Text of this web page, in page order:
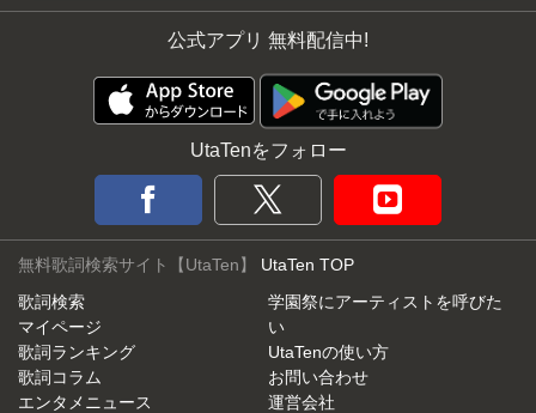
公式アプリ 無料配信中!
UtaTenをフォロー
無料歌詞検索サイト【UtaTen】 UtaTen TOP
歌詞検索
マイページ
歌詞ランキング
歌詞コラム
エンタメニュース
学園祭にアーティストを呼びた
い
UtaTenの使い方
お問い合わせ
運営会社